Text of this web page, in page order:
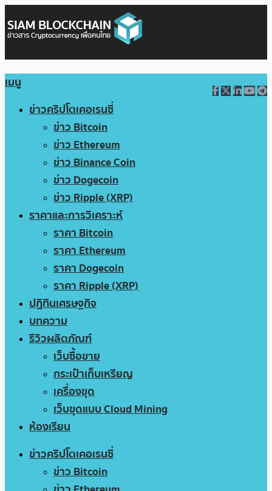
เมนู
ข่าวคริปโตเคอเรนซี่
ข่าว Bitcoin
ข่าว Ethereum
ข่าว Binance Coin
ข่าว Dogecoin
ข่าว Ripple (XRP)
ราคาและการวิเคราะห์
ราคา Bitcoin
ราคา Ethereum
ราคา Dogecoin
ราคา Ripple (XRP)
ปฏิทินเศรษฐกิจ
บทความ
รีวิวผลิตภัณฑ์
เว็บซื้อขาย
กระเป๋าเก็บเหรียญ
เครื่องขุด
เว็บขุดแบบ Cloud Mining
ห้องเรียน
ข่าวคริปโตเคอเรนซี่
ข่าว Bitcoin